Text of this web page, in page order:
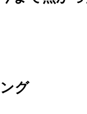
グ